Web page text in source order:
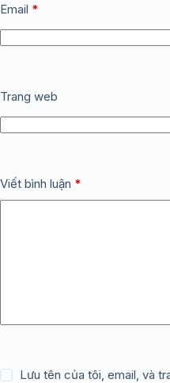
Email *
Trang web
Viết bình luận *
Lưu tên của tôi, email, và